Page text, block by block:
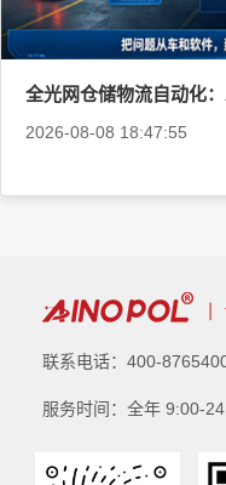
2026-08-08 18:47:55
联系电话：400-
服务时间：全年 9:00-